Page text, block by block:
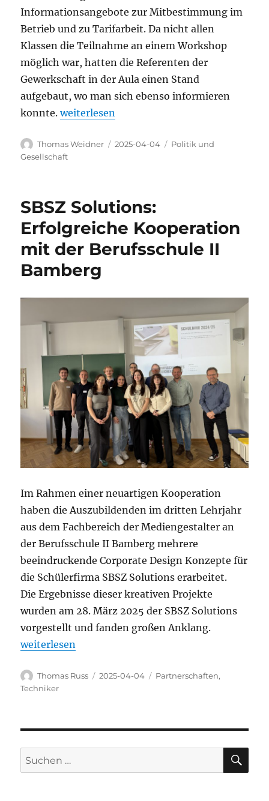
Informationsangebote zur Mitbestimmung im
Betrieb und zu Tarifarbeit. Da nicht allen
Klassen die Teilnahme an einem Workshop
möglich war, hatten die Referenten der
Gewerkschaft in der Aula einen Stand
aufgebaut, wo man sich ebenso informieren
konnte.„Die DGB-Jugend informiert über Rechte
weiterlesen
Autor
Thomas Weidner
Veröffentlicht
2025-04-04 Kategorien
Politik und
Gesellschaft
SBSZ Solutions:
Erfolgreiche Kooperation
mit der Berufsschule II
Bamberg
Im Rahmen einer neuartigen Kooperation
haben die Auszubildenden im dritten Lehrjahr
aus dem Fachbereich der Mediengestalter an
der Berufsschule II Bamberg mehrere
beeindruckende Corporate Design Konzepte für
die Schülerfirma SBSZ Solutions erarbeitet.
Die Ergebnisse dieser kreativen Projekte
wurden am 28. März 2025 der SBSZ Solutions
vorgestellt und fanden großen Anklang.
„SBSZ Solutions: Erfolgreiche Kooperation mit der
weiterlesen
Autor
Thomas Russ
Veröffentlicht
2025-04-04 Kategorien
Partnerschaften,
Techniker
Suchen
nach: